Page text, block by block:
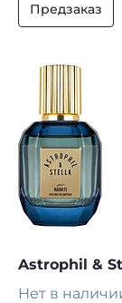
Предзаказ
Astrophil &
Нет в